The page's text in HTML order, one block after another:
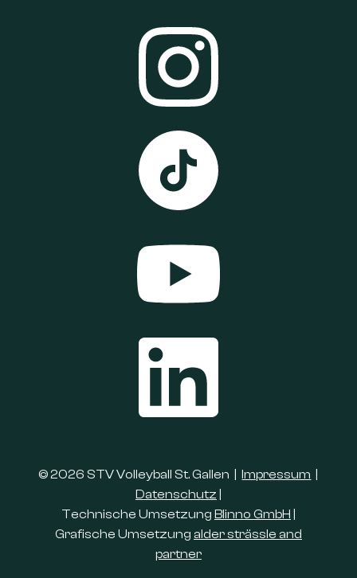
© 2026 STV Volleyball St. Gallen |Impressum
Datenschutz
Technische Umsetzung Blinno GmbH
Grafische Umsetzung alder strässle and
partner